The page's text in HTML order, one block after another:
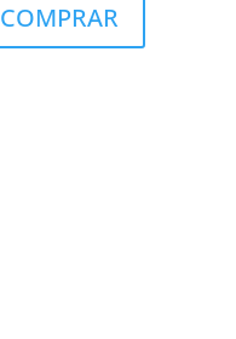
COMPRAR